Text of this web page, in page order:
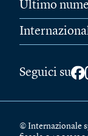
Ultimo
Seguici su
© Internazionale